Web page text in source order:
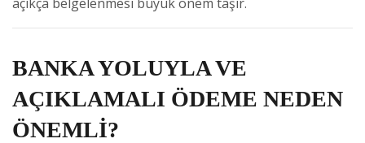
BANKA YOLUYLA VE
AÇIKLAMALI ÖDEME NEDEN
ÖNEMLİ?